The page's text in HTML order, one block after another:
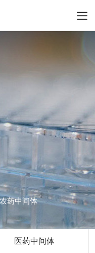
药中间体
医药中间体